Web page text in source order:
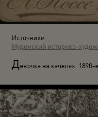
Источники:
Муромский историко-
Девочка на качелях.